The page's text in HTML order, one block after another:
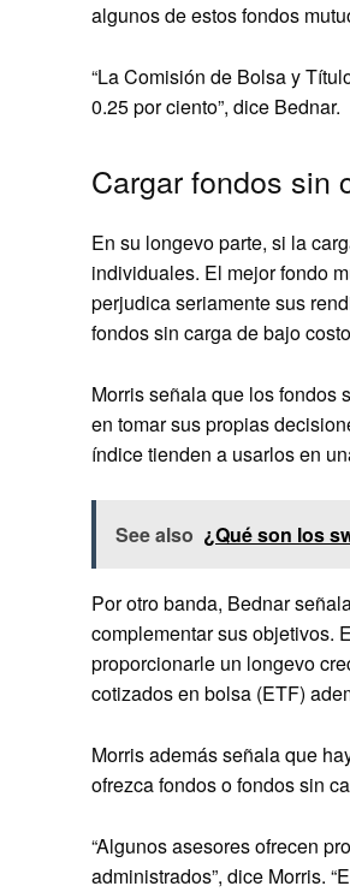
algunos de estos fondos
“La Comisión de Bolsa y
0.25 por ciento”, dice Bednar.
Cargar fondos sin
En su longevo parte, si la
individuales. El mejor fondo
perjudica seriamente sus
fondos sin carga de bajo
Morris señala que los fondos
en tomar sus propias
índice tienden a usarlos en
See also ¿Qué son los
Por otro banda, Bednar
complementar sus objetivos.
proporcionarle un longevo
cotizados en bolsa (ETF)
Morris además señala que
ofrezca fondos o fondos sin
“Algunos asesores ofrecen
administrados”, dice Morris.